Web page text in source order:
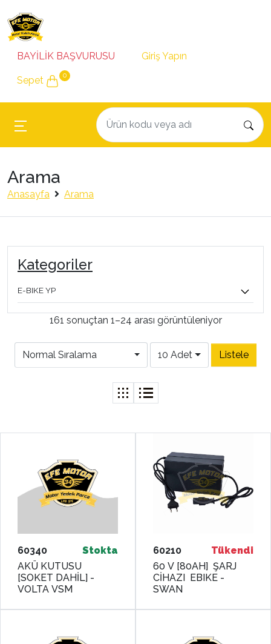
BAYİLİK BAŞVURUSU Giriş Yapın
Sepet 0
Arama
Anasayfa Arama
Kategoriler
E-BIKE YP
161 sonuçtan 1–24 arası görüntüleniyor
Normal Sıralama 10 Adet
60340
Stokta
AKÜ KUTUSU
[SOKET DAHİL] -
VOLTA VSM
60210
Tükendi
60 V [80AH] ŞARJ
CİHAZI EBIKE -
SWAN